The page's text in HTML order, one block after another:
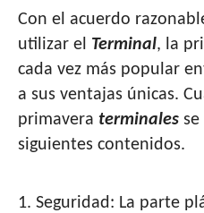
Con el acuerdo
utilizar el Terminal, la
cada vez más popular
a sus ventajas únicas.
primavera terminales
siguientes contenidos.
1. Seguridad: La parte